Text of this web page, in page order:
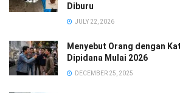
Diburu
JULY 22, 2026
Menyebut Orang dengan
Dipidana Mulai 2026
DECEMBER 25, 2025